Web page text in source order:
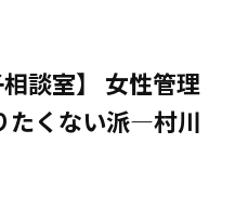
談室】 女性管理
たくない派―村川